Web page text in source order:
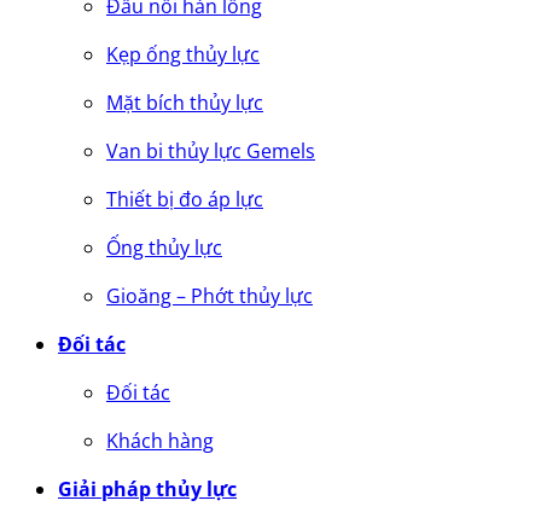
Đầu nối hàn lồng
Kẹp ống thủy lực
Mặt bích thủy lực
Van bi thủy lực Gemels
Thiết bị đo áp lực
Ống thủy lực
Gioăng – Phớt thủy lực
Đối tác
Đối tác
Khách hàng
Giải pháp thủy lực